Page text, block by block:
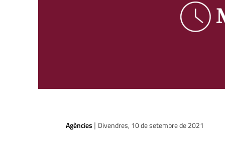
Agències | Divendres, 10 de setembre de 2021